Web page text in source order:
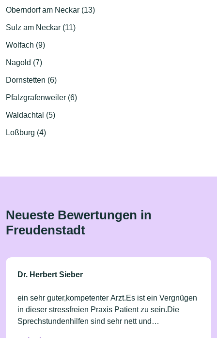
Oberndorf am Neckar (13)
Sulz am Neckar (11)
Wolfach (9)
Nagold (7)
Dornstetten (6)
Pfalzgrafenweiler (6)
Waldachtal (5)
Loßburg (4)
Neueste Bewertungen in
Freudenstadt
Dr. Herbert Sieber
ein sehr guter,kompetenter Arzt.Es ist ein Vergnügen
in dieser stressfreien Praxis Patient zu sein.Die
Sprechstundenhilfen sind sehr nett und